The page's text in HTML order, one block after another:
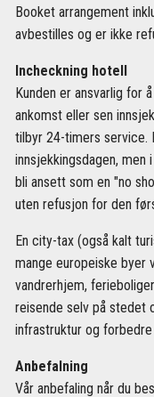
Booket arrangement
avbestilles og er ikke
Incheckning hotell
Kunden er ansvarlig for
ankomst eller sen
tilbyr 24-timers service.
innsjekkingsdagen,
bli ansett som en "no
uten refusjon for den
En city-tax (også kalt
mange europeiske byer
vandrerhjem,
reisende selv på stedet
infrastruktur og
Anbefalning
Vår anbefaling når du